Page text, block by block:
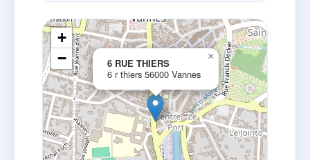
6 RUE THIERS
6 r thiers 56000 Vannes
×
+
−